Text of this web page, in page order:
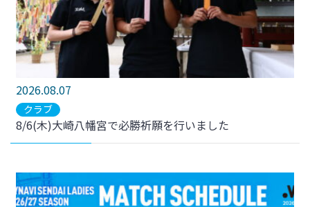
2026.08.07
クラブ
8/6(木)大崎八幡宮で必勝祈願を行いました